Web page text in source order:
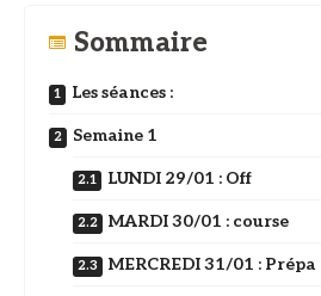
Sommaire
Les séances :
Semaine 1
LUNDI 29/01 : Off
MARDI 30/01 : course
MERCREDI 31/01 :